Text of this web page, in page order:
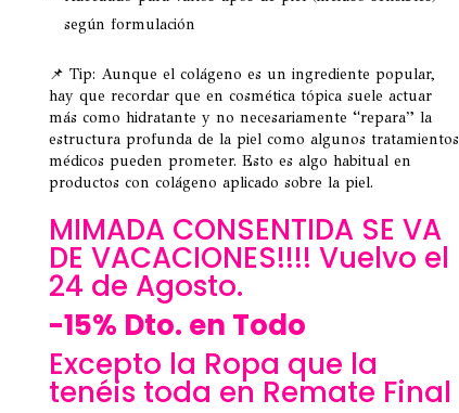
según formulación
📌 Tip: Aunque el colágeno es un ingrediente popular,
hay que recordar que en cosmética tópica suele actuar
más como hidratante y no necesariamente “repara” la
estructura profunda de la piel como algunos tratamientos
médicos pueden prometer. Esto es algo habitual en
productos con colágeno aplicado sobre la piel.
MIMADA CONSENTIDA SE VA
DE VACACIONES!!!! Vuelvo el
24 de Agosto.
-15% Dto. en Todo
Excepto la Ropa que la
tenéis toda en Remate Final